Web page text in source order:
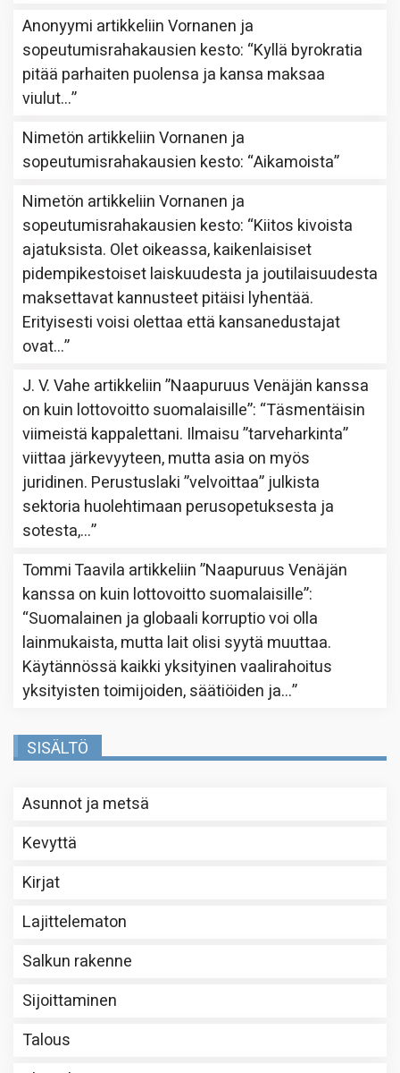
Anonyymi artikkeliinVornanen ja
sopeutumisrahakausien kesto: “Kyllä byrokratia
pitää parhaiten puolensa ja kansa maksaa
viulut…”
Nimetön artikkeliinVornanen ja
sopeutumisrahakausien kesto: “Aikamoista”
Nimetön artikkeliinVornanen ja
sopeutumisrahakausien kesto: “Kiitos kivoista
ajatuksista. Olet oikeassa, kaikenlaisiset
pidempikestoiset laiskuudesta ja joutilaisuudesta
maksettavat kannusteet pitäisi lyhentää.
Erityisesti voisi olettaa että kansanedustajat
ovat…”
J. V. Vahe artikkeliin”Naapuruus Venäjän kanssa
on kuin lottovoitto suomalaisille”: “Täsmentäisin
viimeistä kappalettani. Ilmaisu ”tarveharkinta”
viittaa järkevyyteen, mutta asia on myös
juridinen. Perustuslaki ”velvoittaa” julkista
sektoria huolehtimaan perusopetuksesta ja
sotesta,…”
Tommi Taavila artikkeliin”Naapuruus Venäjän
kanssa on kuin lottovoitto suomalaisille”:
“Suomalainen ja globaali korruptio voi olla
lainmukaista, mutta lait olisi syytä muuttaa.
Käytännössä kaikki yksityinen vaalirahoitus
yksityisten toimijoiden, säätiöiden ja…”
SISÄLTÖ
Asunnot ja metsä
Kevyttä
Kirjat
Lajittelematon
Salkun rakenne
Sijoittaminen
Talous